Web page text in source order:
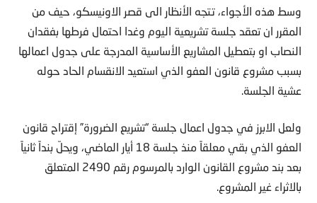
وسط هذه الأجواء، تتجه الأنظار الى قصر الاونيسكو، حيف من
المقرر ان تعقد جلسة تشريعية اليوم وغدا احتمال فرطها بفقدان
النصاب او بتعطيل المشاريع الأساسية المدرجة على جدول اعمالها
بسبب مشروع قانون العفو الذي استعيد الانقسام الحاد حوله
عشية الجلسة.
ولعل الابرز في جدول اعمال جلسة “تشريع الضرورة” إقتراح قانون
العفو الذي بقي معلقاً منذ جلسة 18 أيار الماضي، ويحلّ بنداً ثانياً
بعد بند مشروع القانون الوارد بالمرسوم رقم 2490 المتعلق
بالاثراء غير المشروع.